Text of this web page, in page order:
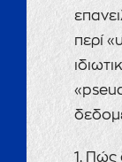
περί
1. Πώς